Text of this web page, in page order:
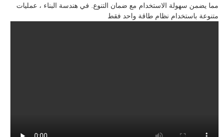
مما يضمن سهولة الاستخدام مع ضمان التنوع. في هندسة البناء ، عمليات
متنوعة باستخدام نظام طاقة واحد فقط